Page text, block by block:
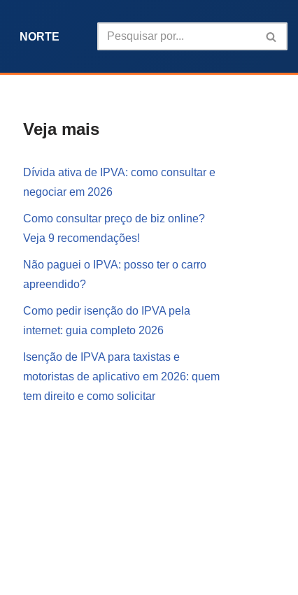
NORTE
Veja mais
Dívida ativa de IPVA: como consultar e
negociar em 2026
Como consultar preço de biz online?
Veja 9 recomendações!
Não paguei o IPVA: posso ter o carro
apreendido?
Como pedir isenção do IPVA pela
internet: guia completo 2026
Isenção de IPVA para taxistas e
motoristas de aplicativo em 2026: quem
tem direito e como solicitar